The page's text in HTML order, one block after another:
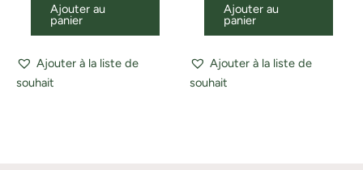
Ajouter au
panier
Ajouter à la liste de
souhait
Ajouter au
panier
Ajouter à la liste de
souhait